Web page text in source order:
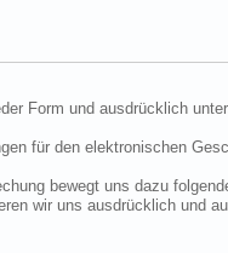
Form und ausdrücklich
für den elektronischen
bewegt uns dazu
wir uns ausdrücklich und